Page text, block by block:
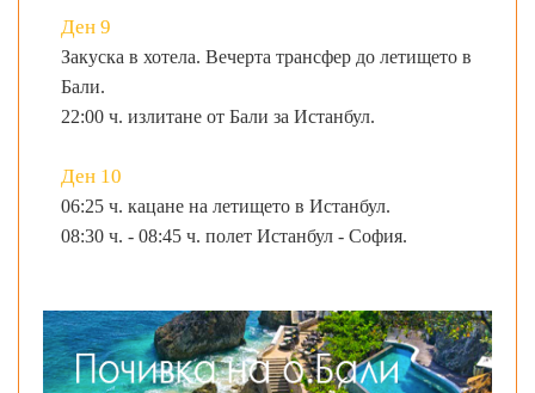
Ден 9
Закуска в хотела. Вечерта трансфер до летището в
Бали.
22:00 ч. излитане от Бали за Истанбул.
Ден 10
06:25 ч. кацане на летището в Истанбул.
08:30 ч. - 08:45 ч. полет Истанбул - София.